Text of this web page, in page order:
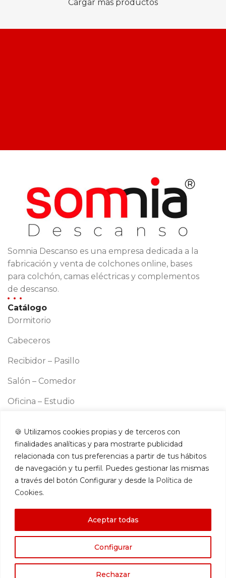
🍪 Utilizamos cookies propias y de terceros con
finalidades analíticas y para mostrarte publicidad
relacionada con tus preferencias a partir de tus hábitos
de navegación y tu perfil. Puedes gestionar las mismas
a través del botón Configurar y desde la Política de
Cookies.
Configurar
Rechazar
Aceptar todas
Cargar más productos
Somnia Descanso es una empresa dedicada a la
fabricación y venta de colchones online, bases
para colchón, camas eléctricas y complementos
de descanso.
Catálogo
Dormitorio
Cabeceros
Recibidor – Pasillo
Salón – Comedor
Oficina – Estudio
Información
Aviso legal
Política de cookies
Política de privacidad
Términos y condiciones
Contacto